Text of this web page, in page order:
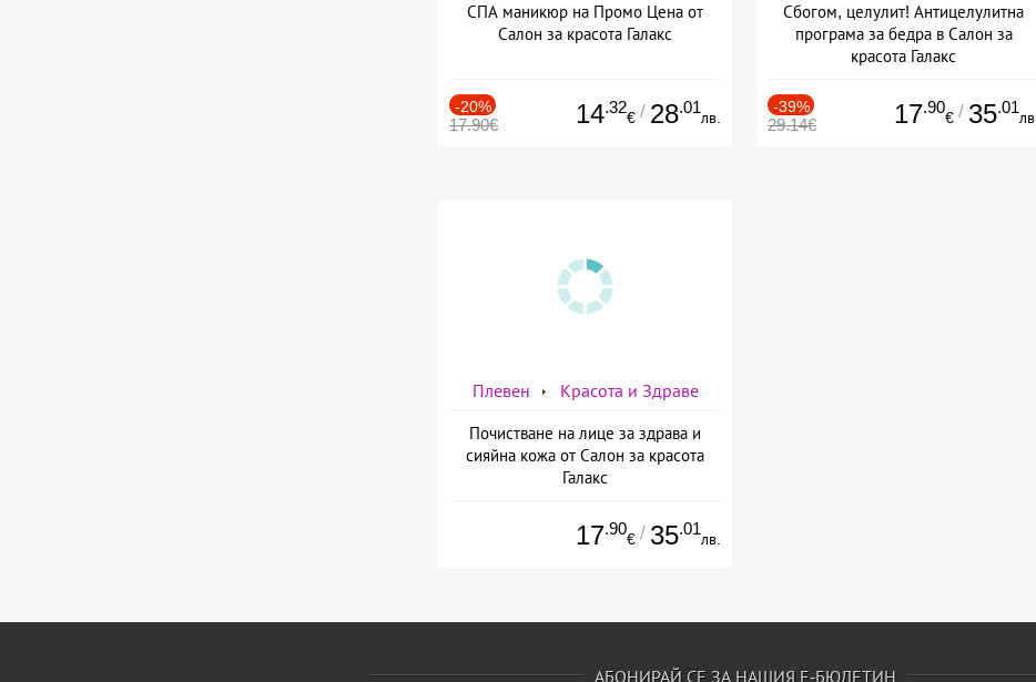
СПА маникюр на Промо Цена от
Салон за красота Галакс
-20%
17.90€ 14.32
€ / 28.01
лв.
Сбогом, целулит! Антицелулитна
програма за бедра в Салон за
красота Галакс
-39%
29.14€ 17.90
€ / 35.01
лв.
Плевен Красота и Здраве
Почистване на лице за здрава и
сияйна кожа от Салон за красота
Галакс
17.90
€ / 35.01
лв.
АБОНИРАЙ СЕ ЗА НАШИЯ Е-БЮЛЕТИН